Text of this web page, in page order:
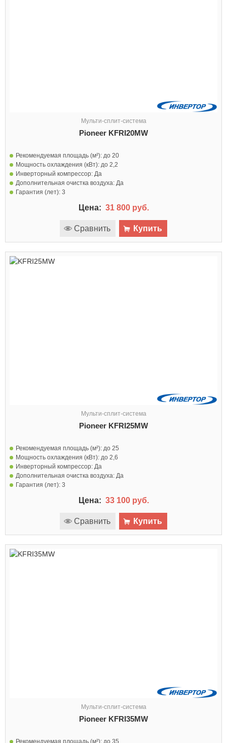
Мульти-сплит-система
Pioneer KFRI20MW
Рекомендуемая площадь (м²): до 20
Мощность охлаждения (кВт): до 2,2
Инверторный компрессор: Да
Дополнительная очистка воздуха: Да
Гарантия (лет): 3
Цена: 31 800 руб.
Сравнить Купить
Мульти-сплит-система
Pioneer KFRI25MW
Рекомендуемая площадь (м²): до 25
Мощность охлаждения (кВт): до 2,6
Инверторный компрессор: Да
Дополнительная очистка воздуха: Да
Гарантия (лет): 3
Цена: 33 100 руб.
Сравнить Купить
Мульти-сплит-система
Pioneer KFRI35MW